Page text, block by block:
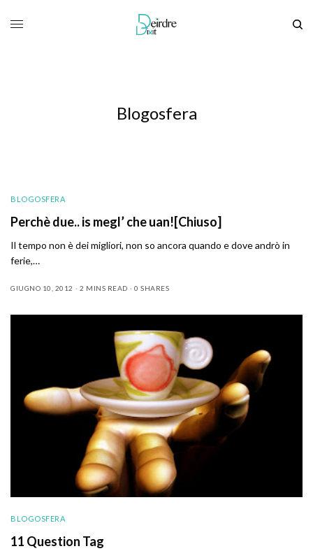
Blogosfera
BLOGOSFERA
Perchè due.. is megl’ che uan![Chiuso]
Il tempo non è dei migliori, non so ancora quando e dove andrò in
ferie,…
GIUGNO 10, 2012 2 MINS READ 0 SHARES
BLOGOSFERA
11 Question Tag